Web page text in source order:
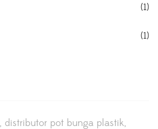
(1)
(1)
distributor pot bunga plastik